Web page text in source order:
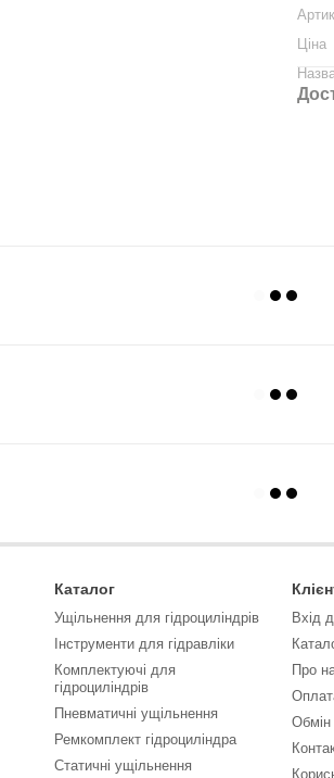
Ціна
Каталог
Ущільнення для гідроциліндрів
Інструменти для гідравліки
Комплектуючі для
гідроциліндрів
Пневматичні ущільнення
Ремкомплект гідроциліндра
Статичні ущільнення
Вхід
Про
Обмін